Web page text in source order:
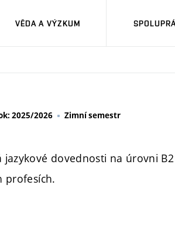
VĚDA A VÝZKUM
2025/2026 Zimní semestr
jazykové dovednosti na úrovni
profesích.